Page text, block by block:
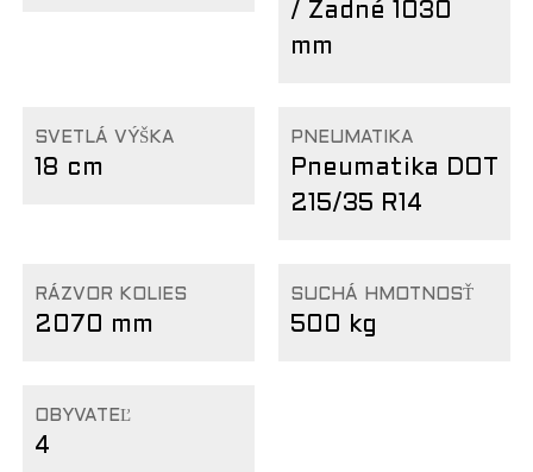
/ Zadné 1030
mm
SVETLÁ VÝŠKA
18 cm
PNEUMATIKA
Pneumatika DOT
215/35 R14
RÁZVOR KOLIES
2070 mm
SUCHÁ HMOTNOSŤ
500 kg
OBYVATEĽ
4